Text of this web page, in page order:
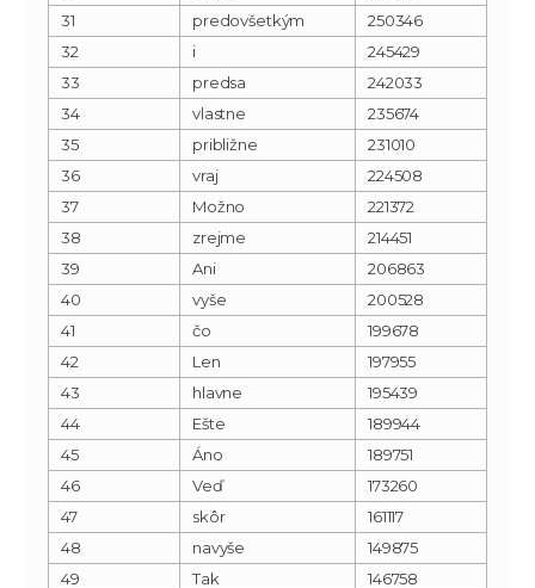
31
predovšetkým
250346
32
i
245429
33
predsa
242033
34
vlastne
235674
35
približne
231010
36
vraj
224508
37
Možno
221372
38
zrejme
214451
39
Ani
206863
40
vyše
200528
41
čo
199678
42
Len
197955
43
hlavne
195439
44
Ešte
189944
45
Áno
189751
46
Veď
173260
47
skôr
161117
48
navyše
149875
49
Tak
146758